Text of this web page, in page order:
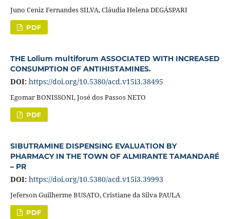
Juno Ceniz Fernandes SILVA, Cláudia Helena DEGÁSPARI
PDF
THE Lolium multiforum ASSOCIATED WITH INCREASED
CONSUMPTION OF ANTIHISTAMINES.
DOI: https://doi.org/10.5380/acd.v15i3.38495
Egomar BONISSONI, José dos Passos NETO
PDF
SIBUTRAMINE DISPENSING EVALUATION BY
PHARMACY IN THE TOWN OF ALMIRANTE TAMANDARÉ
– PR
DOI: https://doi.org/10.5380/acd.v15i3.39993
Jeferson Guilherme BUSATO, Cristiane da Silva PAULA
PDF